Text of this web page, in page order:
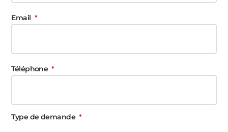
Email
Téléphone
Type de demande